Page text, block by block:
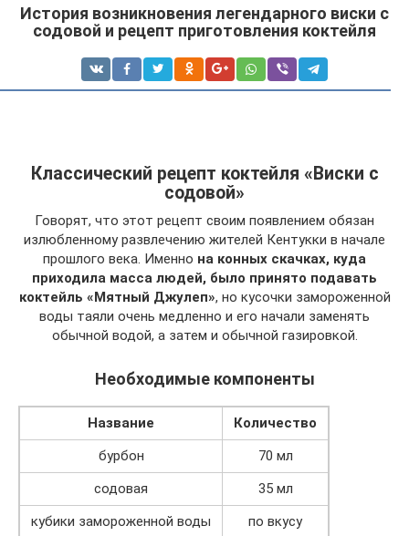
История возникновения легендарного виски с
содовой и рецепт приготовления коктейля
Классический рецепт коктейля «Виски с
содовой»
Говорят, что этот рецепт своим появлением обязан
излюбленному развлечению жителей Кентукки в начале
прошлого века. Именно на конных скачках, куда
приходила масса людей, было принято подавать
коктейль «Мятный Джулеп», но кусочки замороженной
воды таяли очень медленно и его начали заменять
обычной водой, а затем и обычной газировкой.
Необходимые компоненты
Название
Количество
бурбон
70 мл
содовая
35 мл
кубики замороженной воды
по вкусу